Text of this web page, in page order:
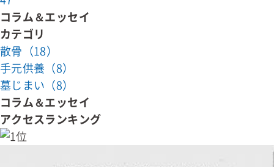
コラム＆エッセイ
カテゴリ
散骨（18）
手元供養（8）
墓じまい（8）
コラム＆エッセイ
アクセスランキング